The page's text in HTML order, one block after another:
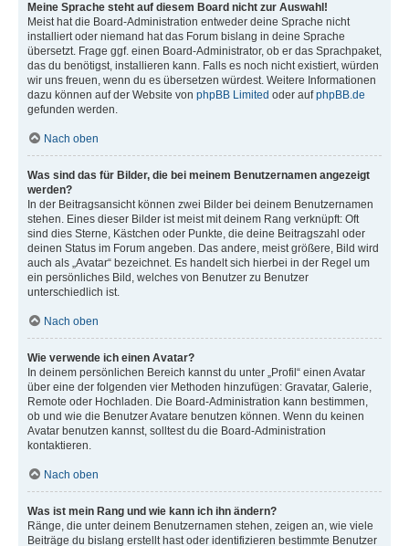
Meine Sprache steht auf diesem Board nicht zur Auswahl!
Meist hat die Board-Administration entweder deine Sprache nicht
installiert oder niemand hat das Forum bislang in deine Sprache
übersetzt. Frage ggf. einen Board-Administrator, ob er das Sprachpaket,
das du benötigst, installieren kann. Falls es noch nicht existiert, würden
wir uns freuen, wenn du es übersetzen würdest. Weitere Informationen
dazu können auf der Website von phpBB Limited oder aufphpBB.de
gefunden werden.
Nach oben
Was sind das für Bilder, die bei meinem Benutzernamen angezeigt
werden?
In der Beitragsansicht können zwei Bilder bei deinem Benutzernamen
stehen. Eines dieser Bilder ist meist mit deinem Rang verknüpft: Oft
sind dies Sterne, Kästchen oder Punkte, die deine Beitragszahl oder
deinen Status im Forum angeben. Das andere, meist größere, Bild wird
auch als „Avatar“ bezeichnet. Es handelt sich hierbei in der Regel um
ein persönliches Bild, welches von Benutzer zu Benutzer
unterschiedlich ist.
Nach oben
Wie verwende ich einen Avatar?
In deinem persönlichen Bereich kannst du unter „Profil“ einen Avatar
über eine der folgenden vier Methoden hinzufügen: Gravatar, Galerie,
Remote oder Hochladen. Die Board-Administration kann bestimmen,
ob und wie die Benutzer Avatare benutzen können. Wenn du keinen
Avatar benutzen kannst, solltest du die Board-Administration
kontaktieren.
Nach oben
Was ist mein Rang und wie kann ich ihn ändern?
Ränge, die unter deinem Benutzernamen stehen, zeigen an, wie viele
Beiträge du bislang erstellt hast oder identifizieren bestimmte Benutzer